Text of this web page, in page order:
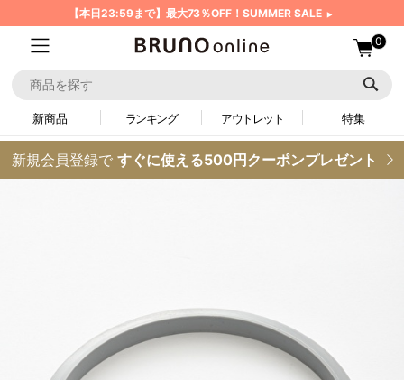
【本日23:59まで】最大73％OFF！SUMMER SALE
0
新商品 ランキング アウトレット 特集
新規会員登録で すぐに使える500円クーポンプレゼント